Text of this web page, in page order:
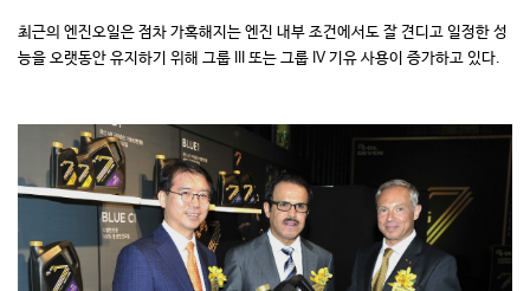
최근의 엔진오일은 점차 가혹해지는 엔진 내부 조건에서도 잘 견디고 일정한 성
능을 오랫동안 유지하기 위해 그룹 III 또는 그룹 IV 기유 사용이 증가하고 있다.